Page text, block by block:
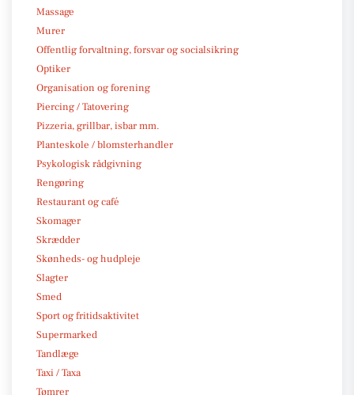
Massage
Murer
Offentlig forvaltning, forsvar og socialsikring
Optiker
Organisation og forening
Piercing / Tatovering
Pizzeria, grillbar, isbar mm.
Planteskole / blomsterhandler
Psykologisk rådgivning
Rengøring
Restaurant og café
Skomager
Skrædder
Skønheds- og hudpleje
Slagter
Smed
Sport og fritidsaktivitet
Supermarked
Tandlæge
Taxi / Taxa
Tømrer